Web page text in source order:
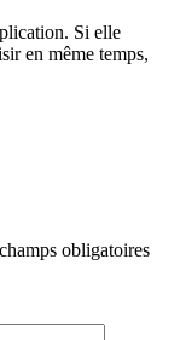
Si elle
en même temps,
obligatoires